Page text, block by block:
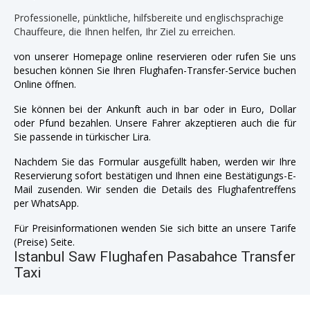
Professionelle, pünktliche, hilfsbereite und englischsprachige
Chauffeure, die Ihnen helfen, Ihr Ziel zu erreichen.
von unserer Homepage online reservieren oder rufen Sie uns
besuchen können Sie Ihren Flughafen-Transfer-Service buchen
Online öffnen.
Sie können bei der Ankunft auch in bar oder in Euro, Dollar
oder Pfund bezahlen. Unsere Fahrer akzeptieren auch die für
Sie passende in türkischer Lira.
Nachdem Sie das Formular ausgefüllt haben, werden wir Ihre
Reservierung sofort bestätigen und Ihnen eine Bestätigungs-E-
Mail zusenden. Wir senden die Details des Flughafentreffens
per WhatsApp.
Für Preisinformationen wenden Sie sich bitte an unsere Tarife
(Preise) Seite.
Istanbul Saw Flughafen Pasabahce Transfer
Taxi